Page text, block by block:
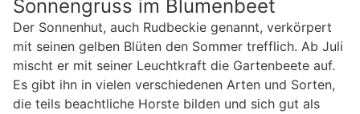
Sonnengruss im Blumenbeet
Der Sonnenhut, auch Rudbeckie genannt, verkörpert
mit seinen gelben Blüten den Sommer trefflich. Ab Juli
mischt er mit seiner Leuchtkraft die Gartenbeete auf.
Es gibt ihn in vielen verschiedenen Arten und Sorten,
die teils beachtliche Horste bilden und sich gut als